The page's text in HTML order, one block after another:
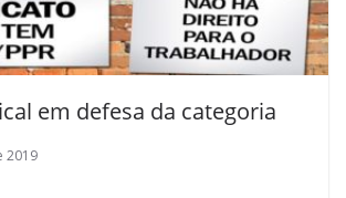
em defesa da categoria
2019